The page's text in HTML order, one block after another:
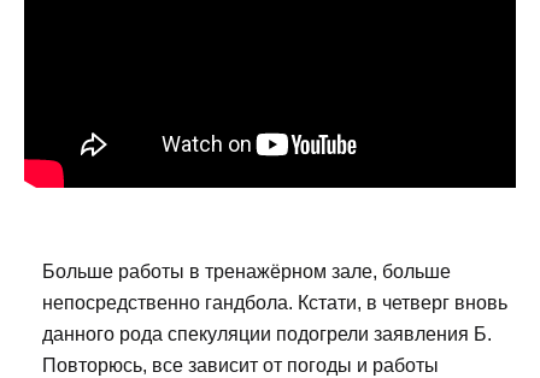
Больше работы в тренажёрном зале, больше
непосредственно гандбола. Кстати, в четверг вновь
данного рода спекуляции подогрели заявления Б.
Повторюсь, все зависит от погоды и работы